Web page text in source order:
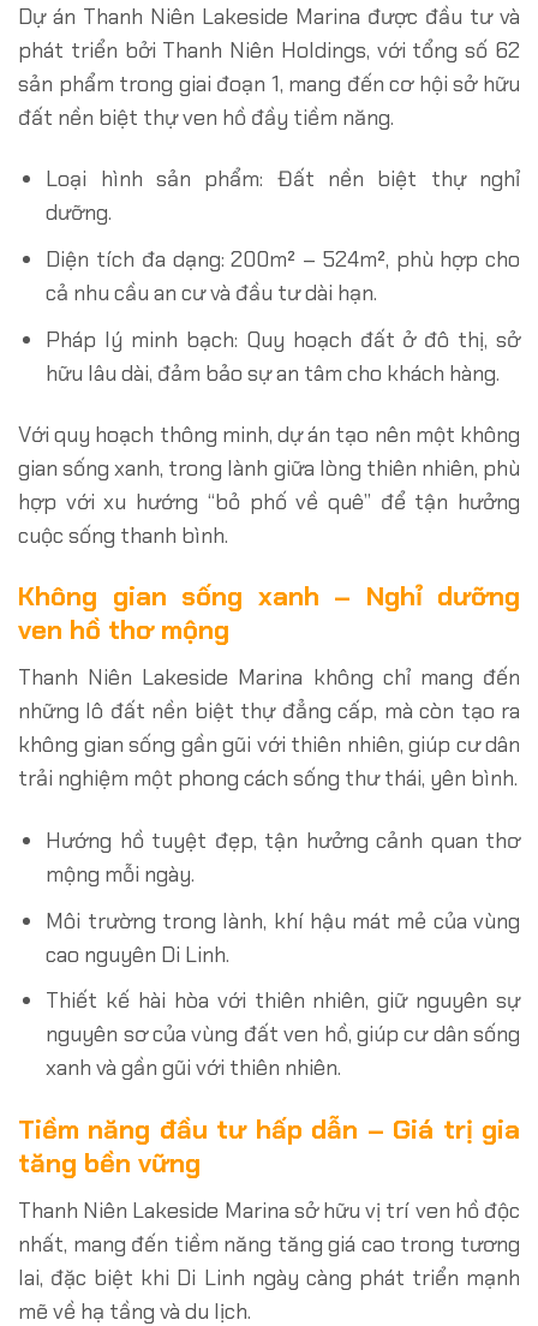
Dự án Thanh Niên Lakeside Marina được đầu tư và
phát triển bởi Thanh Niên Holdings, với tổng số 62
sản phẩm trong giai đoạn 1, mang đến cơ hội sở hữu
đất nền biệt thự ven hồ đầy tiềm năng.
Loại hình sản phẩm: Đất nền biệt thự nghỉ
dưỡng.
Diện tích đa dạng: 200m² – 524m², phù hợp cho
cả nhu cầu an cư và đầu tư dài hạn.
Pháp lý minh bạch: Quy hoạch đất ở đô thị, sở
hữu lâu dài, đảm bảo sự an tâm cho khách hàng.
Với quy hoạch thông minh, dự án tạo nên một không
gian sống xanh, trong lành giữa lòng thiên nhiên, phù
hợp với xu hướng “bỏ phố về quê” để tận hưởng
cuộc sống thanh bình.
Không gian sống xanh – Nghỉ dưỡng
ven hồ thơ mộng
Thanh Niên Lakeside Marina không chỉ mang đến
những lô đất nền biệt thự đẳng cấp, mà còn tạo ra
không gian sống gần gũi với thiên nhiên, giúp cư dân
trải nghiệm một phong cách sống thư thái, yên bình.
Hướng hồ tuyệt đẹp, tận hưởng cảnh quan thơ
mộng mỗi ngày.
Môi trường trong lành, khí hậu mát mẻ của vùng
cao nguyên Di Linh.
Thiết kế hài hòa với thiên nhiên, giữ nguyên sự
nguyên sơ của vùng đất ven hồ, giúp cư dân sống
xanh và gần gũi với thiên nhiên.
Tiềm năng đầu tư hấp dẫn – Giá trị gia
tăng bền vững
Thanh Niên Lakeside Marina sở hữu vị trí ven hồ độc
nhất, mang đến tiềm năng tăng giá cao trong tương
lai, đặc biệt khi Di Linh ngày càng phát triển mạnh
mẽ về hạ tầng và du lịch.